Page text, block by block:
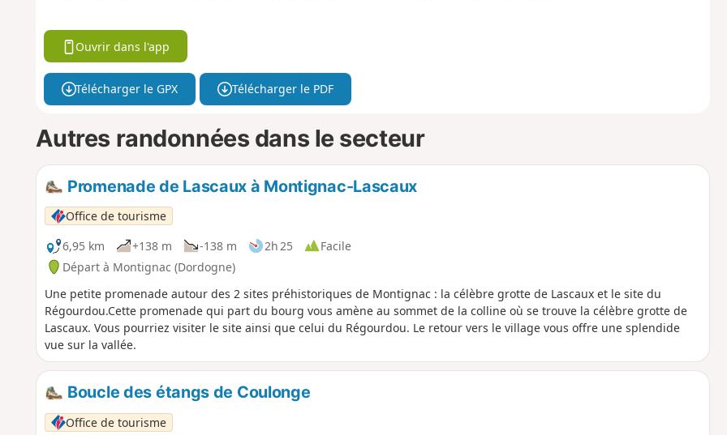
Ouvrir dans l'app
Télécharger le GPX Télécharger le PDF
Autres randonnées dans le secteur
Promenade de Lascaux à Montignac-Lascaux
Office de tourisme
6,95 km
+138 m -138 m 2h 25
Facile
Départ à Montignac (Dordogne)
Une petite promenade autour des 2 sites préhistoriques de Montignac : la célèbre grotte de Lascaux et le site du
Régourdou.Cette promenade qui part du bourg vous amène au sommet de la colline où se trouve la célèbre grotte de
Lascaux. Vous pourriez visiter le site ainsi que celui du Régourdou. Le retour vers le village vous offre une splendide
vue sur la vallée.
Boucle des étangs de Coulonge
Office de tourisme